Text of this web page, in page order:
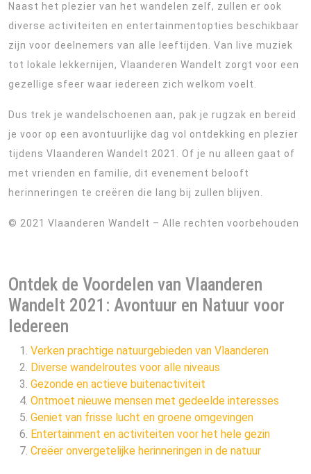
Naast het plezier van het wandelen zelf, zullen er ook
diverse activiteiten en entertainmentopties beschikbaar
zijn voor deelnemers van alle leeftijden. Van live muziek
tot lokale lekkernijen, Vlaanderen Wandelt zorgt voor een
gezellige sfeer waar iedereen zich welkom voelt.
Dus trek je wandelschoenen aan, pak je rugzak en bereid
je voor op een avontuurlijke dag vol ontdekking en plezier
tijdens Vlaanderen Wandelt 2021. Of je nu alleen gaat of
met vrienden en familie, dit evenement belooft
herinneringen te creëren die lang bij zullen blijven.
© 2021 Vlaanderen Wandelt – Alle rechten voorbehouden
Ontdek de Voordelen van Vlaanderen
Wandelt 2021: Avontuur en Natuur voor
Iedereen
Verken prachtige natuurgebieden van Vlaanderen
Diverse wandelroutes voor alle niveaus
Gezonde en actieve buitenactiviteit
Ontmoet nieuwe mensen met gedeelde interesses
Geniet van frisse lucht en groene omgevingen
Entertainment en activiteiten voor het hele gezin
Creëer onvergetelijke herinneringen in de natuur